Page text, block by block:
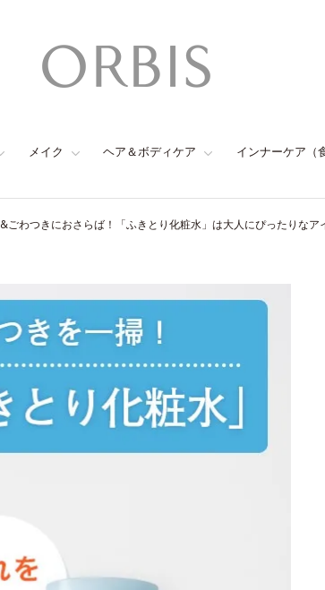
メイク ヘア＆ボディケア インナーケア（
ごわつきにおさらば！「ふきとり化粧水」は大人にぴったりなア